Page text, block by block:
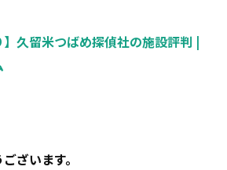
】久留米つばめ探偵社の施設評判 |
ざいます。